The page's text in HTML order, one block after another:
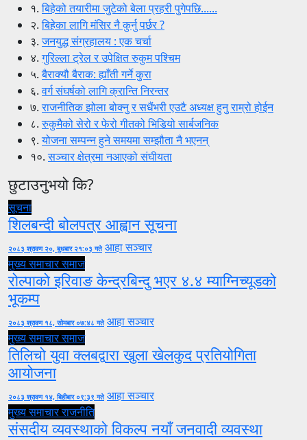
१.बिहेको तयारीमा जुटेको बेला प्रहरी पुगेपछि......
२.बिहेका लागि मंसिर नै कुर्नु पर्छर ?
३.जनयुद्ध संग्रहालय : एक चर्चा
४.गुरिल्ला ट्रेल र उपेक्षित रुकुम पश्चिम
५.बैराक्यौ बैराक: ह्याँती गर्ने कुरा
६.वर्ग संघर्षको लागि क्रान्ति निरन्तर
७.राजनीतिक झोला बोक्नु र सधैंभरी एउटै अध्यक्ष हुनु राम्रो होईन
८.रुकुमैको सेरो र फेरो गीतको भिडियो सार्बजनिक
९.योजना सम्पन्न हुने समयमा सम्झौता नै भएनन्
१०.सञ्चार क्षेत्रमा नआएको संघीयता
छुटाउनुभयो कि?
सूचना
शिलबन्दी बोलपत्र आह्वान सूचना
२०८३ श्रावण २०, बुधबार २१:०३ गते आहा सञ्चार
मुख्य समाचारसमाज
रोल्पाको इरिवाङ केन्द्रबिन्दु भएर ४.४ म्याग्निच्यूडको
भूकम्प
२०८३ श्रावण १८, सोमबार ०७:४८ गते आहा सञ्चार
मुख्य समाचारसमाज
तिलिचो युवा क्लबद्वारा खुला खेलकुद प्रतियोगिता
आयोजना
२०८३ श्रावण १४, बिहीबार ०९:३९ गते आहा सञ्चार
मुख्य समाचारराजनीति
संसदीय व्यवस्थाको विकल्प नयाँ जनवादी व्यवस्था